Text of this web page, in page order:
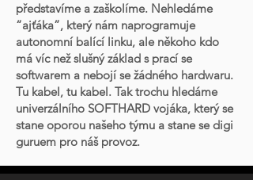
představíme a zaškolíme. Nehledáme
“ajťáka”, který nám naprogramuje
autonomní balící linku, ale někoho kdo
má víc než slušný základ s prací se
softwarem a nebojí se žádného hardwaru.
Tu kabel, tu kabel. Tak trochu hledáme
univerzálního SOFTHARD vojáka, který se
stane oporou našeho týmu a stane se digi
guruem pro náš provoz.